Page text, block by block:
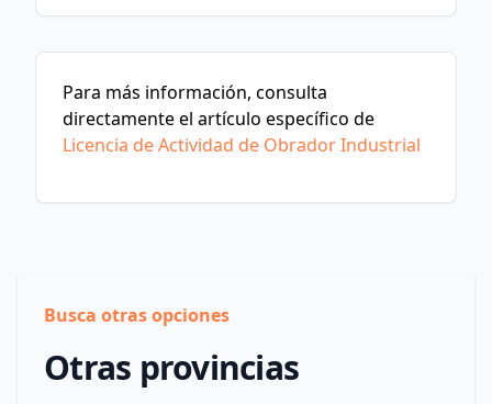
Para más información, consulta
directamente el artículo específico de
Licencia de Actividad de Obrador Industrial
Busca otras opciones
Otras provincias